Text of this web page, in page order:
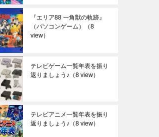
『エリア88 一角獣の軌跡』
（パソコンゲーム）
（8
view）
テレビゲーム一覧年表を振り
返りましょう♪ （8 view）
テレビアニメ一覧年表を振り
返りましょう♪ （8 view）